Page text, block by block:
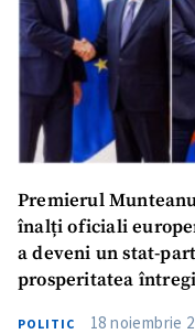
in English
Premierul
înalți oficiali
a deveni un stat-
prosperitatea
POLITIC 18 noiembrie